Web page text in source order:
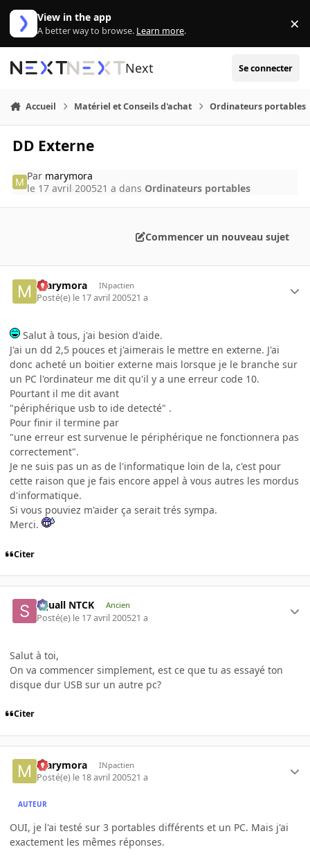
Aller au contenu
View in the app
A better way to browse. Learn more. ×
Next Se connecter
Accueil Matériel et Conseils d'achat Ordinateurs portables
DD Externe
Par marymora
le 17 avril 200521 a dans Ordinateurs portables
Commencer un nouveau sujet
marymora INpactien
Posté(e) le 17 avril 200521 a
Salut à tous, j'ai besion d'aide.
J'ai un dd 2,5 pouces et j'aimerais le mettre en externe. J'ai
donc acheté un boitier externe mais lorsque je le branche sur
un PC l'ordinateur me dit qu'il y a une erreur code 10.
Pourtant il me dit avant
"périphérique usb to ide detecté" .
Pour finir il termine par
"une erreur est survenue le périphérique ne fonctionnera pas
correctement".
Je ne suis pas un as de l'informatique loin de la, c'est pour
cette raison que je fais encore appel à vous autres les mordus
d'informatique.
Si vous pouviez m'aider ça serait trés sympa.
Merci.
Citer
Squall NTCK Ancien
Posté(e) le 17 avril 200521 a
Salut à toi,
On va commencer simplement, est ce que tu as essayé ton
disque dur USB sur un autre pc?
Citer
marymora INpactien
Posté(e) le 18 avril 200521 a
AUTEUR
OUI, je l'ai testé sur 3 portables différents et un PC. Mais j'ai
exactement les mêmes réponses.